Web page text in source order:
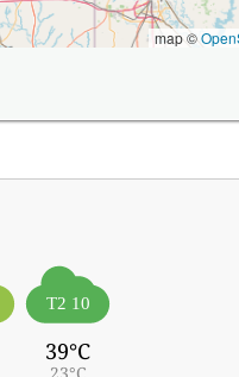
map ©
T2 10
39°C